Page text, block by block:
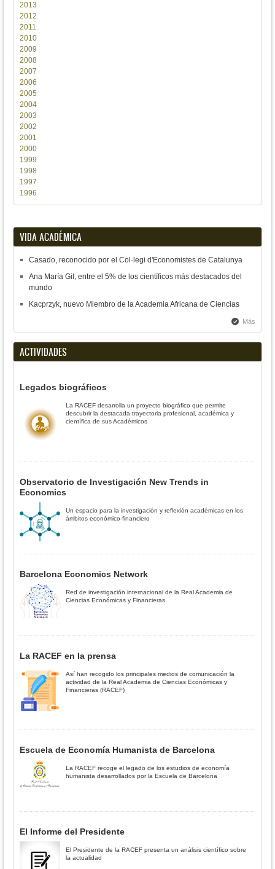
2013
2012
2011
2010
2009
2008
2007
2006
2005
2004
2003
2002
2001
2000
1999
1998
1997
1996
VIDA ACADÉMICA
Casado, reconocido por el Col·legi d'Economistes de Catalunya
Ana María Gil, entre el 5% de los científicos más destacados del
mundo
Kacprzyk, nuevo Miembro de la Academia Africana de Ciencias
Más
ACTIVIDADES
Legados biográficos
La RACEF desarrolla un proyecto biográfico que permite
descubrir la destacada trayectoria profesional, académica y
científica de sus Académicos
Observatorio de Investigación New Trends in
Economics
Un espacio para la investigación y reflexión académicas en los
ámbitos económico-financiero
Barcelona Economics Network
Red de investigación internacional de la Real Academia de
Ciencias Económicas y Financieras
La RACEF en la prensa
Así han recogido los principales medios de comunicación la
actividad de la Real Academia de Ciencias Económicas y
Financieras (RACEF)
Escuela de Economía Humanista de Barcelona
La RACEF recoge el legado de los estudios de economía
humanista desarrollados por la Escuela de Barcelona
El Informe del Presidente
El Presidente de la RACEF presenta un análisis científico sobre
la actualidad